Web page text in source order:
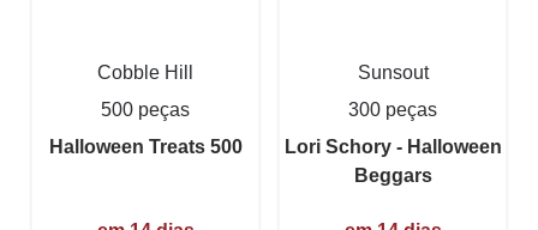
Cobble Hill
500 peças
Halloween Treats 500
Sunsout
300 peças
Lori Schory - Halloween
Beggars